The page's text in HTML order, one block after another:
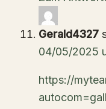
Gerald4327
04/05/2025
https://